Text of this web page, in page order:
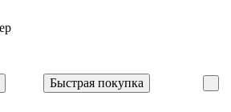
Быстрая покупка